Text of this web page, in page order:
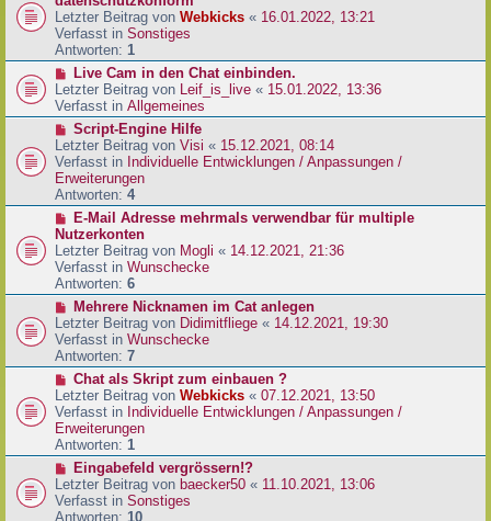
g
B
e
i
t
a
g
u
e
r
B
e
i
t
a
g
Letzter Beitrag von Webkicks « 16.01.2022, 13:21
Verfasst in Sonstiges
Antworten: 1
N
e
u
e
r
B
e
i
t
a
g
Live Cam in den Chat einbinden.
Letzter Beitrag von Leif_is_live « 15.01.2022, 13:36
Verfasst in Allgemeines
N
e
u
e
r
B
e
i
t
r
a
g
Script-Engine Hilfe
Letzter Beitrag von Visi « 15.12.2021, 08:14
Verfasst in Individuelle Entwicklungen / Anpassungen /
Erweiterungen
Antworten: 4
N
e
u
e
r
B
e
i
t
r
a
g
E-Mail Adresse mehrmals verwendbar für multiple
Nutzerkonten
Letzter Beitrag von Mogli « 14.12.2021, 21:36
Verfasst in Wunschecke
Antworten: 6
N
e
u
e
r
B
e
i
t
r
a
g
Mehrere Nicknamen im Cat anlegen
Letzter Beitrag von Didimitfliege « 14.12.2021, 19:30
Verfasst in Wunschecke
Antworten: 7
N
e
u
e
r
B
e
i
t
Chat als Skript zum einbauen ?
Letzter Beitrag von Webkicks « 07.12.2021, 13:50
Verfasst in Individuelle Entwicklungen / Anpassungen /
Erweiterungen
Antworten: 1
N
e
u
e
Eingabefeld vergrössern!?
Letzter Beitrag von baecker50 « 11.10.2021, 13:06
Verfasst in Sonstiges
Antworten: 10